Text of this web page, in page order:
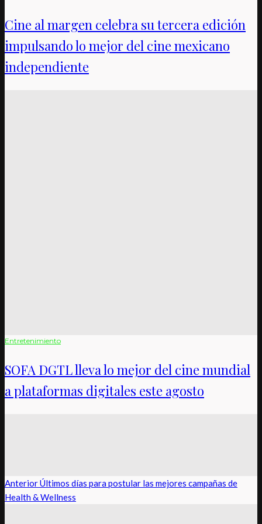
Cine al margen celebra su tercera edición
impulsando lo mejor del cine mexicano
independiente
Entretenimiento
SOFA DGTL lleva lo mejor del cine mundial
a plataformas digitales este agosto
AnteriorÚltimos días para postular las mejores campañas de
Health & Wellness